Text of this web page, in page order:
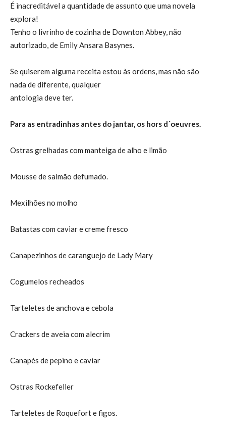
É inacreditável a quantidade de assunto que uma novela
explora!
Tenho o livrinho de cozinha de Downton Abbey, não
autorizado, de Emily Ansara Basynes.
Se quiserem alguma receita estou às ordens, mas não são
nada de diferente, qualquer
antologia deve ter.
Para as entradinhas antes do jantar, os hors d´oeuvres.
Ostras grelhadas com manteiga de alho e limão
Mousse de salmão defumado.
Mexilhões no molho
Batastas com caviar e creme fresco
Canapezinhos de caranguejo de Lady Mary
Cogumelos recheados
Tarteletes de anchova e cebola
Crackers de aveia com alecrim
Canapés de pepino e caviar
Ostras Rockefeller
Tarteletes de Roquefort e figos.